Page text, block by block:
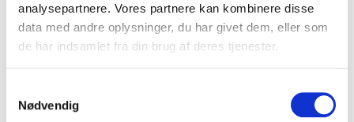
analysepartnere. Vores partnere kan kombinere disse
data med andre oplysninger, du har givet dem, eller som
de har indsamlet fra din brug af deres tjenester.
Nødvendig
Kvinde og lille barn fundet i brandgrave
20. juni 2026